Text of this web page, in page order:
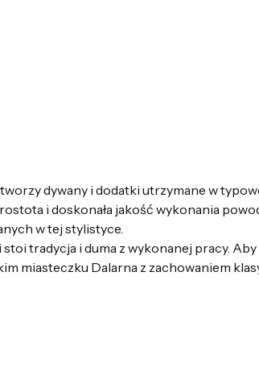
dywany i dodatki utrzymane w
i doskonała jakość wykonania
w tej stylistyce.
tradycja i duma z wykonanej pracy.
miasteczku Dalarna z zachowaniem